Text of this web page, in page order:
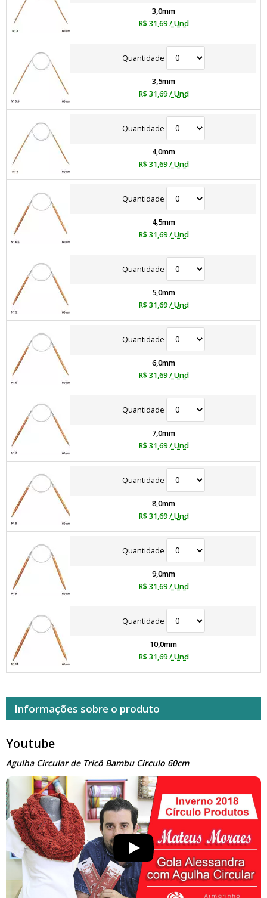
3,0mm
R$ 31,69 / Und
Quantidade
3,5mm
R$ 31,69 / Und
Quantidade
4,0mm
R$ 31,69 / Und
Quantidade
4,5mm
R$ 31,69 / Und
Quantidade
5,0mm
R$ 31,69 / Und
Quantidade
6,0mm
R$ 31,69 / Und
Quantidade
7,0mm
R$ 31,69 / Und
Quantidade
8,0mm
R$ 31,69 / Und
Quantidade
9,0mm
R$ 31,69 / Und
Quantidade
10,0mm
R$ 31,69 / Und
Informações sobre o produto
Youtube
Agulha Circular de Tricô Bambu Circulo 60cm